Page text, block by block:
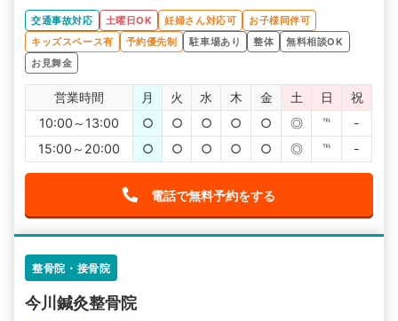
交通事故対応 土曜日OK 妊婦さん対応可
お子様同伴可
キッズスペース有
予約優先制 駐車場あり 整体
無料相談OK
お見舞金
営業時間 月 火 水 木 金 土 日
祝
10:00～13:00
○ ○ ○ ○ ○ ◎ ℡
-
15:00～20:00
○ ○ ○ ○ ○ ◎ ℡ -
電話で無料予約をする
整骨院・接骨院
今川鍼灸整骨院